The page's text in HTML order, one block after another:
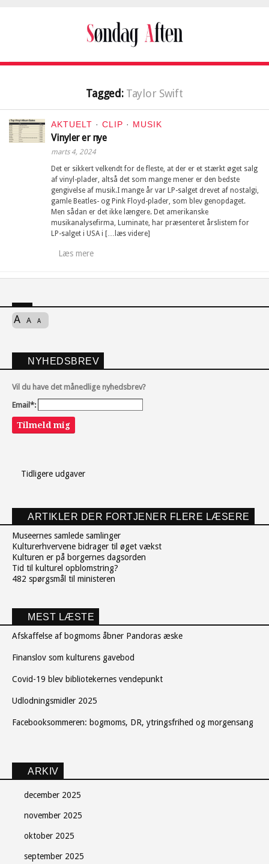
Tagged: Taylor Swift
AKTUELT · CLIP · MUSIK
Vinyler er nye
marts 4, 2024
Det er sikkert velkendt for de fleste, at der er et stærkt øget salg
af vinyl-plader, altså det som mange mener er den bedste
gengivelse af musik.I mange år var LP-salget drevet af nostalgi,
gamle Beatles- og Pink Floyd-plader, som blev genopdaget.
Men sådan er det ikke længere. Det amerikanske
musikanalysefirma, Luminate, har præsenteret årslistem for
LP-salget i USA i […læs videre]
Læs mere
A A A
NYHEDSBREV
Vil du have det månedlige nyhedsbrev?
Email*:
Tilmeld mig
Tidligere udgaver
ARTIKLER DER FORTJENER FLERE LÆSERE
Museernes samlede samlinger
Kulturerhvervene bidrager til øget vækst
Kulturen er på borgernes dagsorden
Tid til kulturel opblomstring?
482 spørgsmål til ministeren
MEST LÆSTE
Afskaffelse af bogmoms åbner Pandoras æske
Finanslov som kulturens gavebod
Covid-19 blev bibliotekernes vendepunkt
Udlodningsmidler 2025
Facebooksommeren: bogmoms, DR, ytringsfrihed og morgensang
ARKIV
december 2025
november 2025
oktober 2025
september 2025